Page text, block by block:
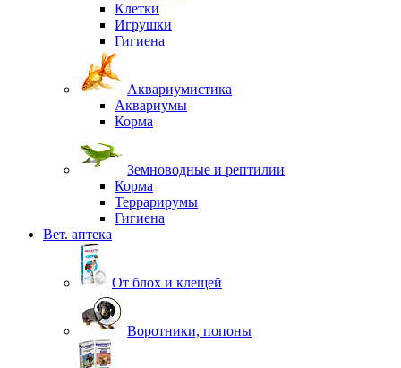
Клетки
Игрушки
Гигиена
Аквариумистика
Аквариумы
Корма
Земноводные и рептилии
Корма
Террарирумы
Гигиена
Вет. аптека
От блох и клещей
Воротники, попоны